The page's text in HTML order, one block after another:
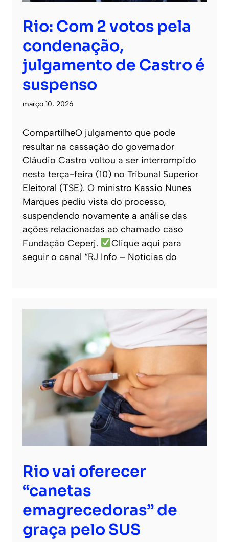
Rio: Com 2 votos pela
condenação,
julgamento de Castro é
suspenso
março 10, 2026
CompartilheO julgamento que pode
resultar na cassação do governador
Cláudio Castro voltou a ser interrompido
nesta terça-feira (10) no Tribunal Superior
Eleitoral (TSE). O ministro Kassio Nunes
Marques pediu vista do processo,
suspendendo novamente a análise das
ações relacionadas ao chamado caso
Fundação Ceperj.
Clique aqui para
seguir o canal “RJ Info – Noticias do
Rio vai oferecer
“canetas
emagrecedoras” de
graça pelo SUS